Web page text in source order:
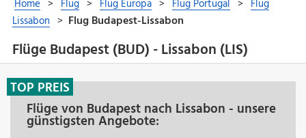
Flüge Budapest (BUD) - Lissabon (LIS)
Flüge von Budapest nach Lissabon - unsere
günstigsten Angebote:
TOP PREIS